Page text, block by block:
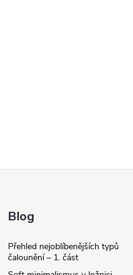
Blog
Přehled nejoblíbenějších typů
čalounění – 1. část